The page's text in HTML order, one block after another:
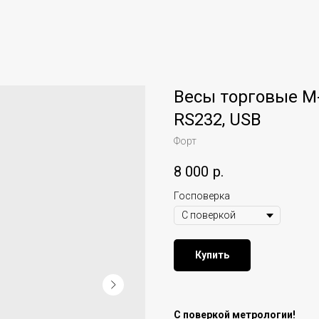
Весы торговые
RS232, USB
Форт
8 000 р.
Госповерка
Купить
С поверкой метрологии!